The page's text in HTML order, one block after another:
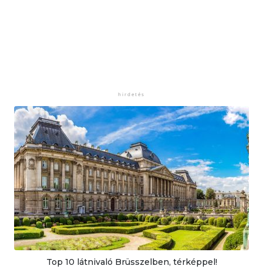
Top 10 látnivaló Brüsszelben, térképpel!